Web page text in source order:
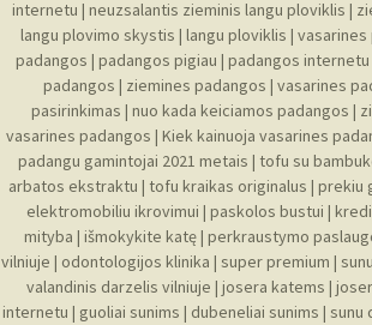
internetu | neuzsalantis zieminis langu ploviklis |
langu plovimo skystis | langu ploviklis | vasarines
padangos | padangos pigiau | padangos internetu
padangos | ziemines padangos | vasarines
pasirinkimas | nuo kada keiciamos padangos |
vasarines padangos | Kiek kainuoja vasarines
padangu gamintojai 2021 metais | tofu su
arbatos ekstraktu | tofu kraikas originalus | prekiu
elektromobiliu ikrovimui | paskolos bustui |
mityba | išmokykite katę| perkraustymo
vilniuje | odontologijos klinika | super premium |
valandinis darzelis vilniuje | josera katems |
internetu | guoliai sunims | dubeneliai sunims | sunu